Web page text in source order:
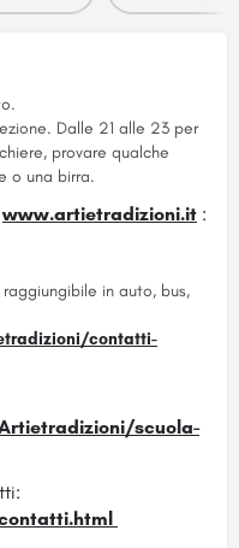
Dalle 21 alle 23 per
provare qualche
o una birra.
www.artietradizioni.it :
in auto, bus,
contatti-
scuola-